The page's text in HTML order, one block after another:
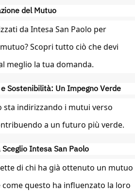
del Mutuo
da Intesa San Paolo per
Scopri tutto ciò che devi
meglio la tua domanda.
Sostenibilità: Un Impegno Verde
sta indirizzando i mutui verso
a un futuro più verde.
Intesa San Paolo
di chi ha già ottenuto un mutuo
come questo ha influenzato la loro